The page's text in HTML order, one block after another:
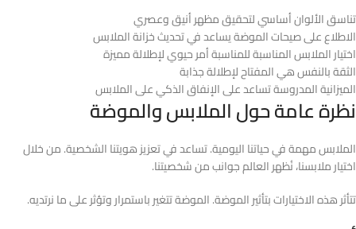
تناسق الألوان أساسي لتحقيق مظهر أنيق وعصري
الاطلاع على صيحات الموضة يساعد في تحديث خزانة الملابس
اختيار الملابس المناسبة للمناسبة أمر حيوي لإطلالة مميزة
الثقة بالنفس هي المفتاح لإطلالة جذابة
الميزانية المدروسة تساعد على الإنفاق الذكي على الملابس
نظرة عامة حول الملابس والموضة
الملابس مهمة في حياتنا اليومية. تساعد في تعزيز هويتنا الشخصية. من خلال
اختيار ملابسنا، نُظهر العالم جوانب من شخصيتنا.
تتأثر هذه الاختيارات بتأثير الموضة. الموضة تتغير باستمرار وتؤثر على ما نرتديه.